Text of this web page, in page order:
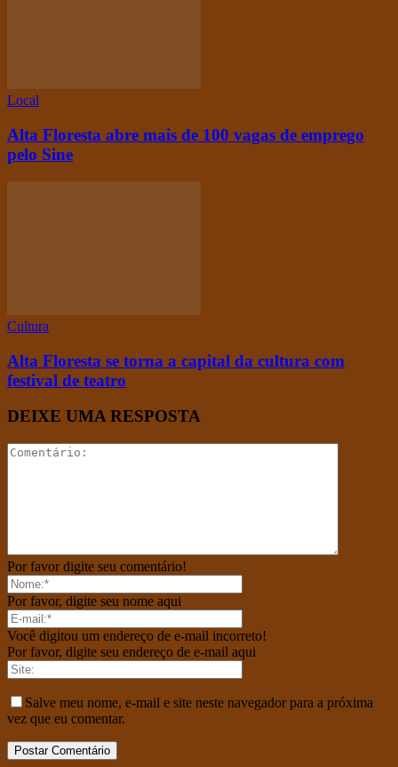
Local
Alta Floresta abre mais de 100 vagas de emprego
pelo Sine
Cultura
Alta Floresta se torna a capital da cultura com
festival de teatro
DEIXE UMA RESPOSTA
Por favor digite seu comentário!
Por favor, digite seu nome aqui
Você digitou um endereço de e-mail incorreto!
Por favor, digite seu endereço de e-mail aqui
Salve meu nome, e-mail e site neste navegador para a próxima
vez que eu comentar.